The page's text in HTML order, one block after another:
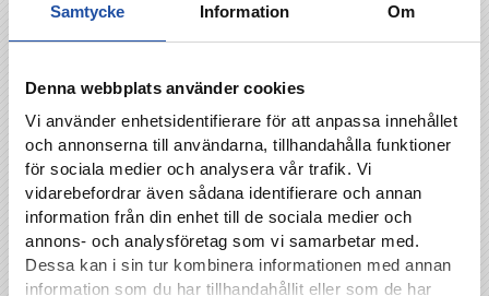
Samtycke Information Om
Denna webbplats använder cookies
Vi använder enhetsidentifierare för att anpassa innehållet
och annonserna till användarna, tillhandahålla funktioner
för sociala medier och analysera vår trafik. Vi
vidarebefordrar även sådana identifierare och annan
information från din enhet till de sociala medier och
annons- och analysföretag som vi samarbetar med.
Dessa kan i sin tur kombinera informationen med annan
information som du har tillhandahållit eller som de har
på något sätt i vårt försvarsspel. Det har varit
väldigt bra sista tiden, men det är en klar fördel
högstanivå. Att vinna mot Kristianstad, Vittsjö
och Linköping – där var vi inte förra året. Nu
har vi tre vinster där. Det visar att vi tagit steg.
Kristianstads FF-IFK Norrköping 11/8, 15:00,
Kristianstads Fotbollsarena, Viaplay
Biljetter till matchen hittar du här: